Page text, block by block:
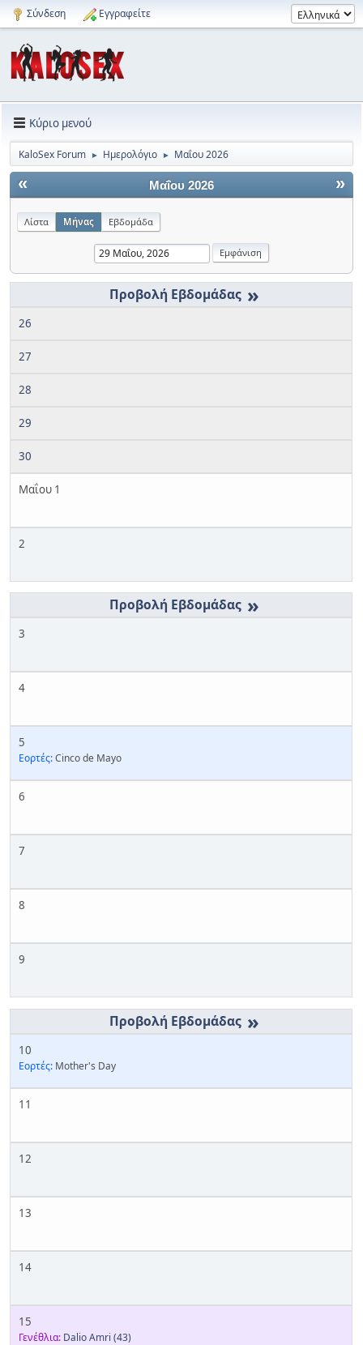
Σύνδεση Εγγραφείτε
Κύριο μενού
KaloSex Forum ► Ημερολόγιο ► Μαΐου 2026
« »
Μαΐου 2026
Λίστα Μήνας Εβδομάδα
»
26
27
28
29
30
Μαΐου 1
2
»
3
4
5
Εορτές:Cinco de Mayo
6
7
8
9
»
10
Εορτές: Mother's Day
11
12
13
14
15
Γενέθλια: Dalio Amri (43)